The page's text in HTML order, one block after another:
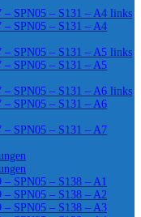
SPN05 – S131 – A4 links
SPN05 – S131 – A4
SPN05 – S131 – A5 links
SPN05 – S131 – A5
SPN05 – S131 – A6 links
SPN05 – S131 – A6
SPN05 – S131 – A7
SPN05 – S138 – A1
SPN05 – S138 – A2
SPN05 – S138 – A3